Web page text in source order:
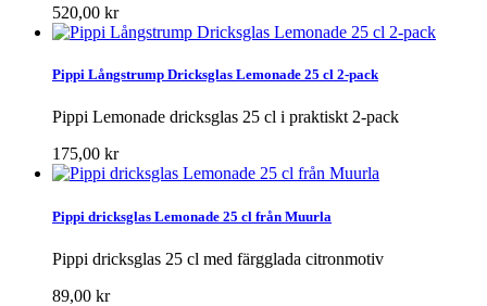
520,00 kr
Pippi Långstrump Dricksglas Lemonade 25 cl 2-pack
Pippi Lemonade dricksglas 25 cl i praktiskt 2-pack
175,00 kr
Pippi dricksglas Lemonade 25 cl från Muurla
Pippi dricksglas 25 cl med färgglada citronmotiv
89,00 kr